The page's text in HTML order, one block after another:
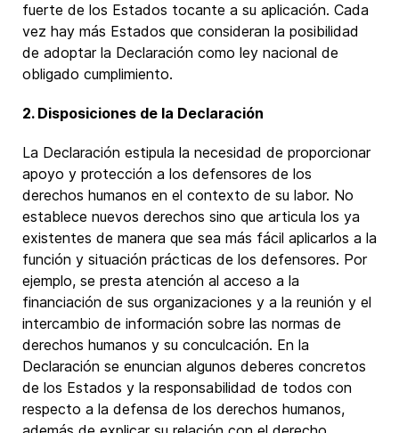
fuerte de los Estados tocante a su aplicación. Cada
vez hay más Estados que consideran la posibilidad
de adoptar la Declaración como ley nacional de
obligado cumplimiento.
2. Disposiciones de la Declaración
La Declaración estipula la necesidad de proporcionar
apoyo y protección a los defensores de los
derechos humanos en el contexto de su labor. No
establece nuevos derechos sino que articula los ya
existentes de manera que sea más fácil aplicarlos a la
función y situación prácticas de los defensores. Por
ejemplo, se presta atención al acceso a la
financiación de sus organizaciones y a la reunión y el
intercambio de información sobre las normas de
derechos humanos y su conculcación. En la
Declaración se enuncian algunos deberes concretos
de los Estados y la responsabilidad de todos con
respecto a la defensa de los derechos humanos,